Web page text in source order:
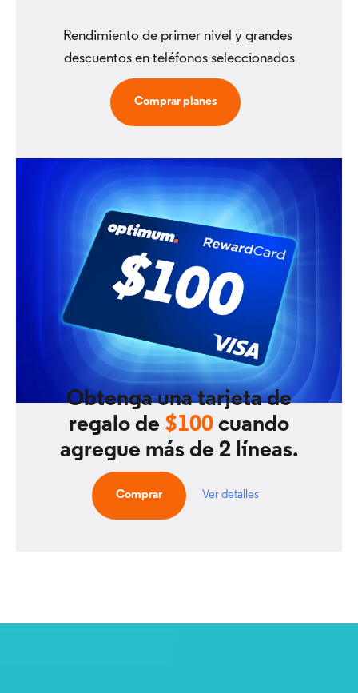
Rendimiento de primer nivel y grandes
descuentos en teléfonos seleccionados
Comprar planes
Obtenga una tarjeta de
regalo de $100 cuando
agregue más de 2 líneas.
Comprar Ver detalles